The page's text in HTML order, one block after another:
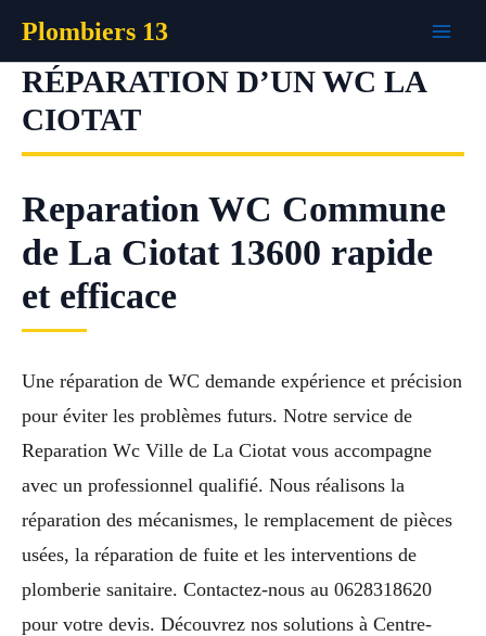
contenu
Plombiers 13
RÉPARATION D’UN WC LA
CIOTAT
Reparation WC Commune
de La Ciotat 13600 rapide
et efficace
Une réparation de WC demande expérience et précision
pour éviter les problèmes futurs. Notre service de
Reparation Wc Ville de La Ciotat vous accompagne
avec un professionnel qualifié. Nous réalisons la
réparation des mécanismes, le remplacement de pièces
usées, la réparation de fuite et les interventions de
plomberie sanitaire. Contactez-nous au 0628318620
pour votre devis. Découvrez nos solutions à Centre-